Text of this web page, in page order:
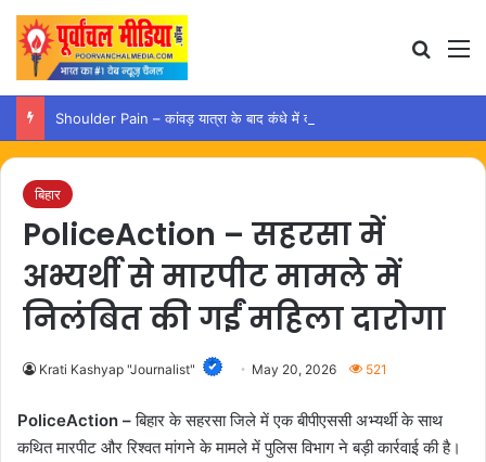
बिहार
PoliceAction – सहरसा में
अभ्यर्थी से मारपीट मामले में
निलंबित की गईं महिला दारोगा
Krati Kashyap "Journalist" May 20, 2026 521
PoliceAction –बिहार के सहरसा जिले में एक बीपीएससी अभ्यर्थी के साथ
कथित मारपीट और रिश्वत मांगने के मामले में पुलिस विभाग ने बड़ी कार्रवाई की है।